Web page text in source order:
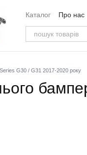
Каталог
Про нас
Угода
G30 / G31 2017-2020 року